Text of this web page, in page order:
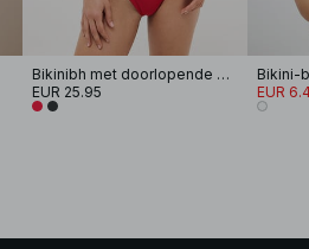
Bikinibh met doorlopende beugel
EUR 25.95
Bikini-
EUR